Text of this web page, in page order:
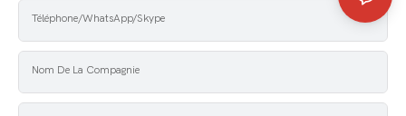
Téléphone/WhatsApp/Skype
Nom De La Compagnie